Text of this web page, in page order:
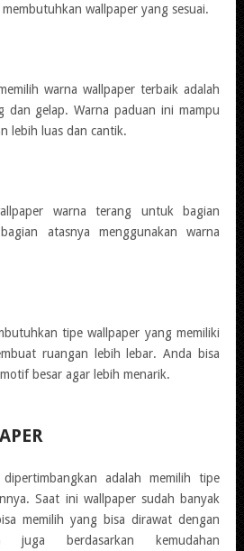
wallpaper yang sesuai.
warna wallpaper terbaik adalah
dan gelap. Warna paduan ini mampu
lebih luas dan cantik.
warna terang untuk bagian
atasnya menggunakan warna
tipe wallpaper yang memiliki
ruangan lebih lebar. Anda bisa
besar agar lebih menarik.
adalah memilih tipe
Saat ini wallpaper sudah banyak
memilih yang bisa dirawat dengan
juga berdasarkan kemudahan